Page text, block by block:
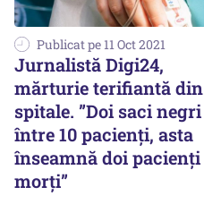
Publicat pe 11 Oct 2021
Jurnalistă Digi24,
mărturie terifiantă din
spitale. ”Doi saci negri
între 10 pacienți, asta
înseamnă doi pacienți
morți”